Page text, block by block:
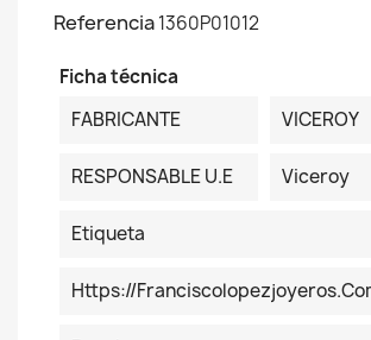
Referencia1360P01012
Ficha técnica
FABRICANTE
VICEROY
RESPONSABLE U.E Viceroy
Etiqueta
Https://